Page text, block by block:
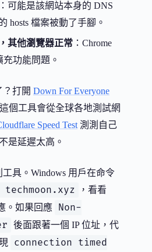
：可能是該網站本身的 DNS
hosts 檔案被動了手腳。
其他瀏覽器正常 ：Chrome
功能問題。
？打開 Down For Everyone
個工具會從全球各地測試網
Speed Test 測測自己
是延遲太高。
具。Windows 用戶在命令
techmoon.xyz
，看看
。如果回應
Non-
後面跟著一個 IP 位址，代
connection timed